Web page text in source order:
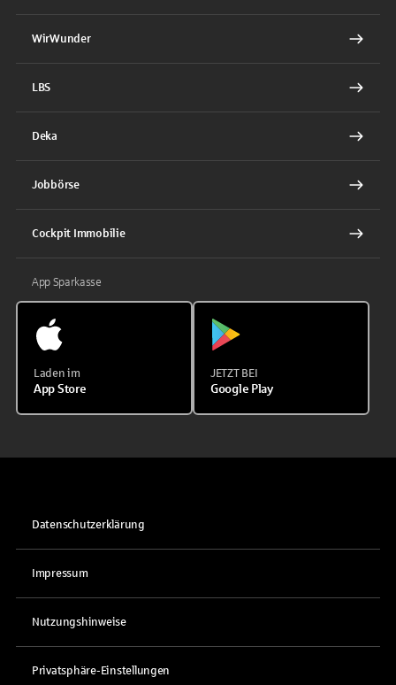
WirWunder
LBS
Deka
Jobbörse
Cockpit Immobilie
App Sparkasse
Laden im
App Store
JETZT BEI
Google Play
Datenschutzerklärung
Impressum
Nutzungshinweise
Privatsphäre-Einstellungen